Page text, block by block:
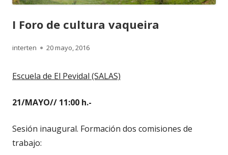
I Foro de cultura vaqueira
Autor
interten
Publicado
20 mayo, 2016
Escuela de El Pevidal (SALAS)
21/MAYO// 11:00 h.-
Sesión inaugural. Formación dos comisiones de
trabajo: